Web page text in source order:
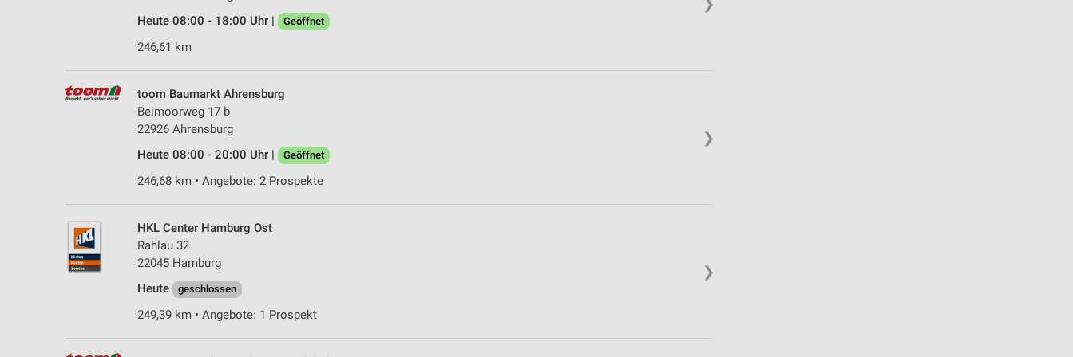
❯
Heute 08:00 - 18:00 Uhr |
Geöffnet
246,61 km
❯
toom Baumarkt Ahrensburg
Beimoorweg 17 b
22926 Ahrensburg
Heute 08:00 - 20:00 Uhr |
Geöffnet
246,68 km • Angebote: 2 Prospekte
❯
HKL Center Hamburg Ost
Rahlau 32
22045 Hamburg
Heute
geschlossen
249,39 km • Angebote: 1 Prospekt